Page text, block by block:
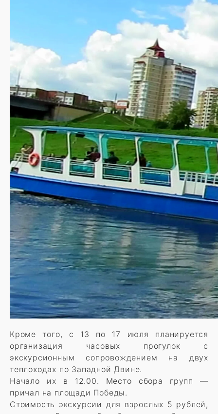
Кроме того, с 13 по 17 июля планируется
организация часовых прогулок с
экскурсионным сопровождением на двух
теплоходах по Западной Двине.
Начало их в 12.00. Место сбора групп —
причал на площади Победы.
Стоимость экскурсии для взрослых 5 рублей,